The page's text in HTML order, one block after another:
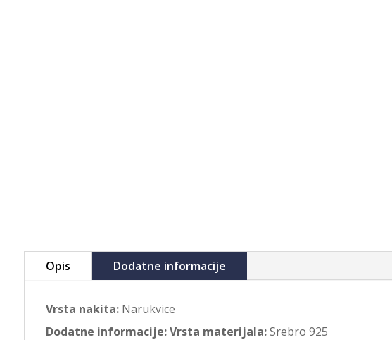
Opis Dodatne informacije
Vrsta nakita: Narukvice
Dodatne informacije:Vrsta materijala:Srebro 925